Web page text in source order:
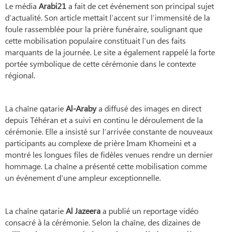
Le média Arabi21a fait de cet événement son principal sujet
d’actualité. Son article mettait l’accent sur l’immensité de la
foule rassemblée pour la prière funéraire, soulignant que
cette mobilisation populaire constituait l’un des faits
marquants de la journée. Le site a également rappelé la forte
portée symbolique de cette cérémonie dans le contexte
régional.
La chaîne qatarieAl-Arabya diffusé des images en direct
depuis Téhéran et a suivi en continu le déroulement de la
cérémonie. Elle a insisté sur l’arrivée constante de nouveaux
participants au complexe de prière Imam Khomeini et a
montré les longues files de fidèles venues rendre un dernier
hommage. La chaîne a présenté cette mobilisation comme
un événement d’une ampleur exceptionnelle.
La chaîne qatarieAl Jazeeraa publié un reportage vidéo
consacré à la cérémonie. Selon la chaîne, des dizaines de